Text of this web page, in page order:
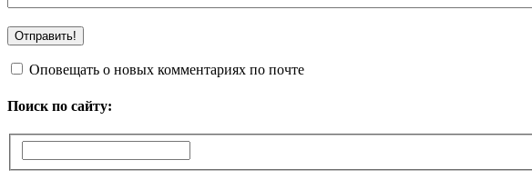
Оповещать о новых комментариях по почте
Поиск по сайту: